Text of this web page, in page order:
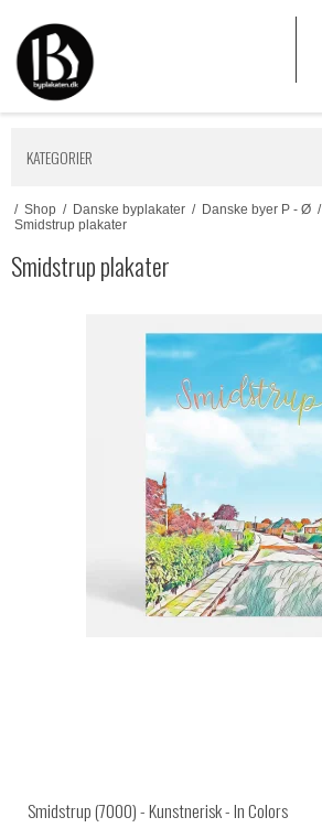
KATEGORIER
/ Shop / Danske byplakater / Danske byer P - Ø /
Smidstrup plakater
Smidstrup plakater
Smidstrup (7000) - Kunstnerisk - In Colors